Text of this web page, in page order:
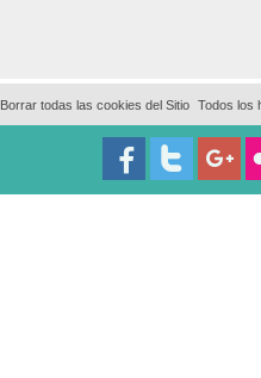
Todos los
Borrar todas las cookies del Sitio